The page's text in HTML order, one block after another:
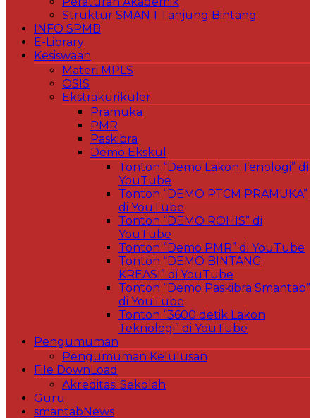
Struktur SMAN 1 Tanjung Bintang
INFO SPMB
E-Library
Kesiswaan
Materi MPLS
OSIS
Ekstrakurikuler
Pramuka
PMR
Paskibra
Demo Ekskul
Tonton “Demo Lakon Tenologi” di
YouTube
Tonton “DEMO PTCM PRAMUKA”
di YouTube
Tonton “DEMO ROHIS” di
YouTube
Tonton “Demo PMR” di YouTube
Tonton “DEMO BINTANG
KREASI” di YouTube
Tonton “Demo Paskibra Smantab”
di YouTube
Tonton “3600 detik Lakon
Teknologi” di YouTube
Pengumuman
Pengumuman Kelulusan
File DownLoad
Akreditasi Sekolah
Guru
smantabNews